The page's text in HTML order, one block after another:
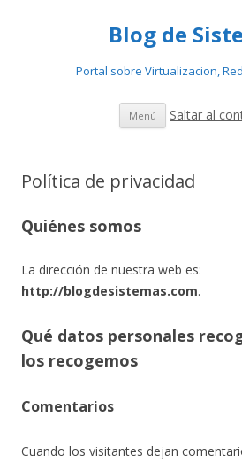
Blog de
Portal sobre Virtualizacion,
Menú Saltar al
Política de privacidad
Quiénes somos
La dirección de nuestra web es:
http://blogdesistemas.com.
Qué datos personales
los recogemos
Comentarios
Cuando los visitantes dejan